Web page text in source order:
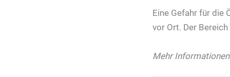
Eine Gefahr für die
vor Ort. Der
Mehr